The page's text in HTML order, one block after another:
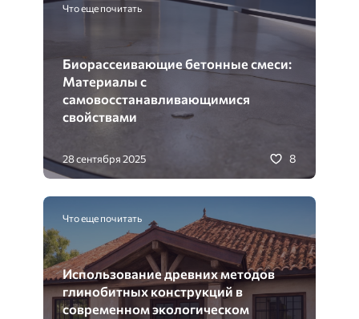
Что еще почитать
Биорассеивающие бетонные смеси:
Материалы с
самовосстанавливающимися
свойствами
28 сентября 2025 8
Что еще почитать
Использование древних методов
глинобитных конструкций в
современном экологическом